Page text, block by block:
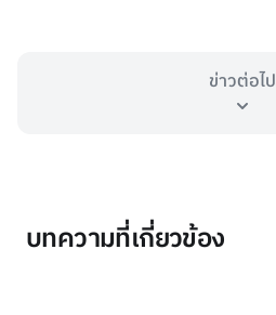
ข่าวต่อไป
บทความที่เกี่ยวข้อง